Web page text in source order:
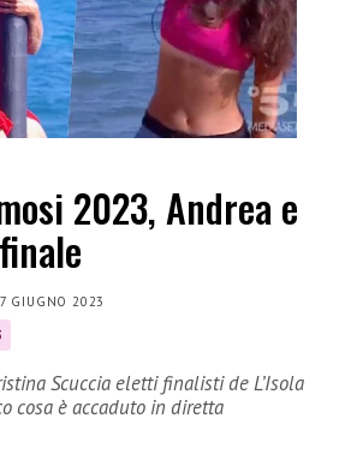
2023, Andrea e
GIUGNO 2023
Scuccia eletti finalisti de L’Isola
cosa è accaduto in diretta